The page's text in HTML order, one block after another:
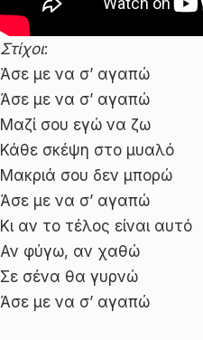
Στίχοι:
Άσε με να σ’ αγαπώ
Άσε με να σ’ αγαπώ
Μαζί σου εγώ να ζω
Κάθε σκέψη στο μυαλό
Μακριά σου δεν μπορώ
Άσε με να σ’ αγαπώ
Κι αν το τέλος είναι αυτό
Αν φύγω, αν χαθώ
Σε σένα θα γυρνώ
Άσε με να σ’ αγαπώ